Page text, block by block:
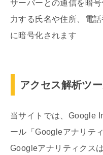
サーバーとの通信を暗
力する氏名や住所、電
に暗号化されます
アクセス解析ツ
当サイトでは、Google
ール「Googleアナリテ
Googleアナリティクス